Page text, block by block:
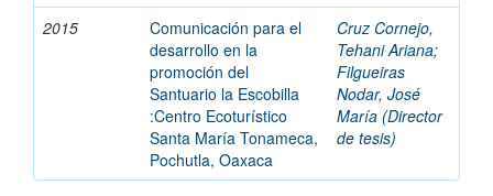
2015
Comunicación para el
desarrollo en la
promoción del
Santuario la Escobilla
:Centro Ecoturístico
Santa María Tonameca,
Pochutla, Oaxaca
Cruz Cornejo,
Tehani Ariana;
Filgueiras
Nodar, José
María (Director
de tesis)